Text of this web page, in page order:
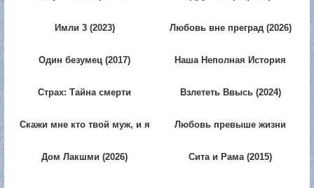
Имли 3 (2023) Любовь вне преград (2026)
Один безумец (2017)
Наша Неполная История
Страх: Тайна смерти
Взлететь Ввысь (2024)
Скажи мне кто твой муж, и я
Любовь превыше жизни
Дом Лакшми (2026) Сита и Рама (2015)